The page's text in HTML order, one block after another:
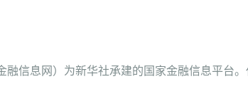
融信息网）为新华社承建的国家金融信息平台